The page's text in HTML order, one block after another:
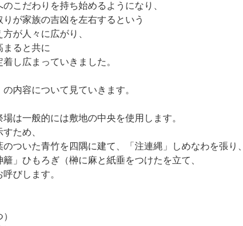
こだわりを持ち始めるようになり、
が家族の吉凶を左右するという
方が人々に広がり、
まると共に
着し広まっていきました。
内容について見ていきます。
場は一般的には敷地の中央を使用します。
ため、
のついた青竹を四隅に建て、「注連縄」しめなわを張り、
」ひもろぎ（榊に麻と紙垂をつけたを立て、
びします。